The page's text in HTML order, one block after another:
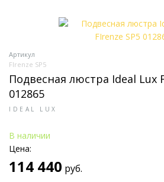
Артикул
FIrenze SP5
Подвесная люстра Ideal Lux
012865
IDEAL LUX
В наличии
Цена:
114 440 руб.